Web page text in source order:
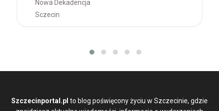
Nowa Dekadencja
Sczecin
Szczecinportal.pl to blog poświęcony życiu w Szczecinie, gdzie